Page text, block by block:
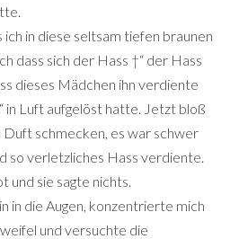
ich in diese seltsam tiefen braunen
dass sich der Hass †“ der Hass
dieses Mädchen ihn verdiente
in Luft aufgelöst hatte. Jetzt bloß
Duft schmecken, es war schwer
so verletzliches Hass verdiente.
und sie sagte nichts.
in die Augen, konzentrierte mich
und versuchte die